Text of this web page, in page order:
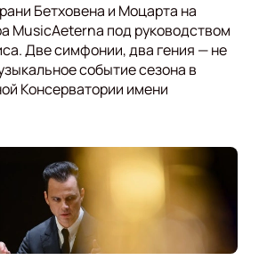
Бетховена и Моцарта на
MusicAeterna под руководством
Две симфонии, два гения — не
событие сезона в
Консерватории имени